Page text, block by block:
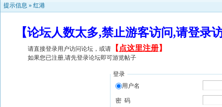
提示信息 » 红港
【论坛人数太多,禁止游客访问,请登
请直接登录用户访问论坛，或请 【 点这里注册】
如果您已注册,请先登录论坛即可游览帖子
登录
用户名
密 码